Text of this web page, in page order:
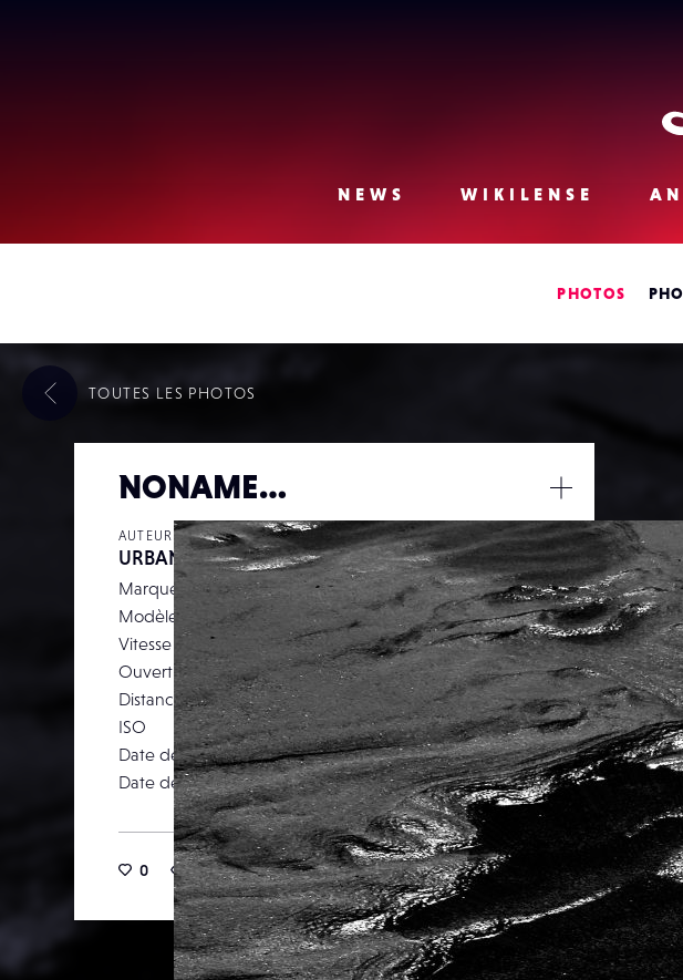
NEWS
WIKILENSE
PHOTOS
NONAME…
AUTEUR
URBANDESIGN
Marque
Panasonic
Modèle
DMC-FZ45
Vitesse d’obturation
1/800
Ouverture
5.6
Distance focale
4.5 mm
ISO
400
Date de prise de vue
13 juin 2017
Date de publication
22 novembre 2017
0 6 0
/
Fermer
TOUTES LES PHOTOS